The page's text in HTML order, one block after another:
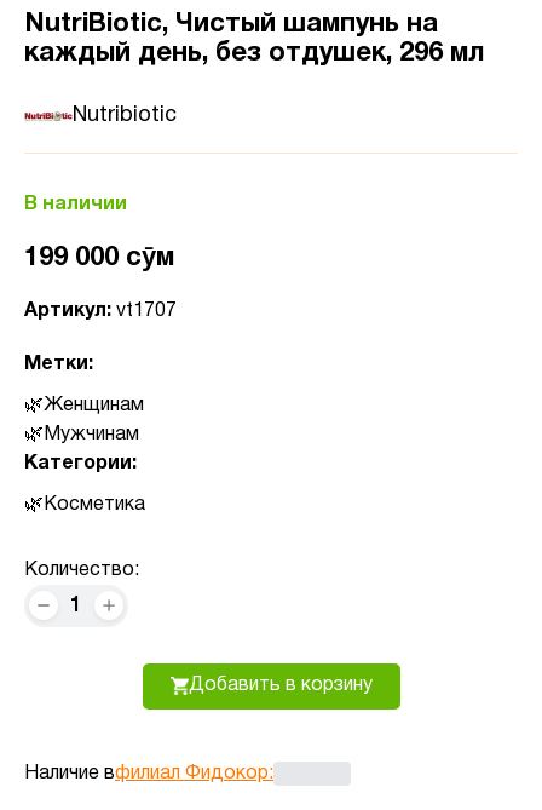
NutriBiotic, Чистый шампунь на
каждый день, без отдушек, 296 мл
Nutribiotic
В наличии
199 000 сӯм
Артикул: vt1707
Метки:
Женщинам
Мужчинам
Категории:
Косметика
Количество:
1
Добавить в корзину
Наличие вфилиал Фидокор: